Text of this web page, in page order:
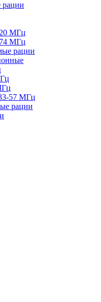
рации
МГц
МГц
рации
57 МГц
рации